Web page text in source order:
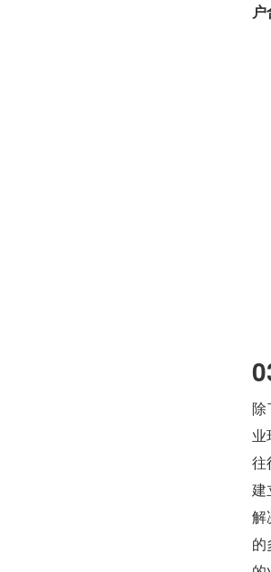
除
业
往
建
解
的